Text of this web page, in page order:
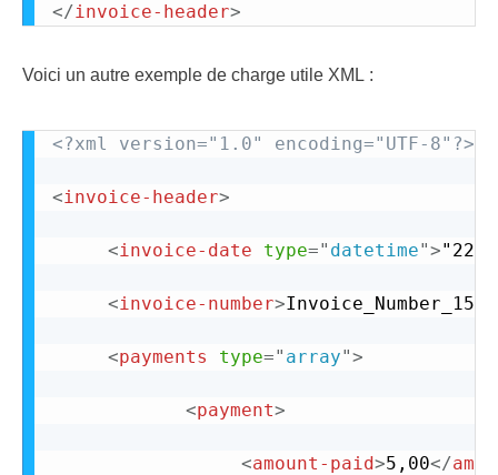
</invoice-header>
Voici un autre exemple de charge utile XML :
<?xml version="1.0" encoding="UTF-8"?>
<invoice-header>
<invoice-date type=" datetime">"22/
<invoice-number>
<payments type=" array">
<payment>
<amount-paid>5,00</